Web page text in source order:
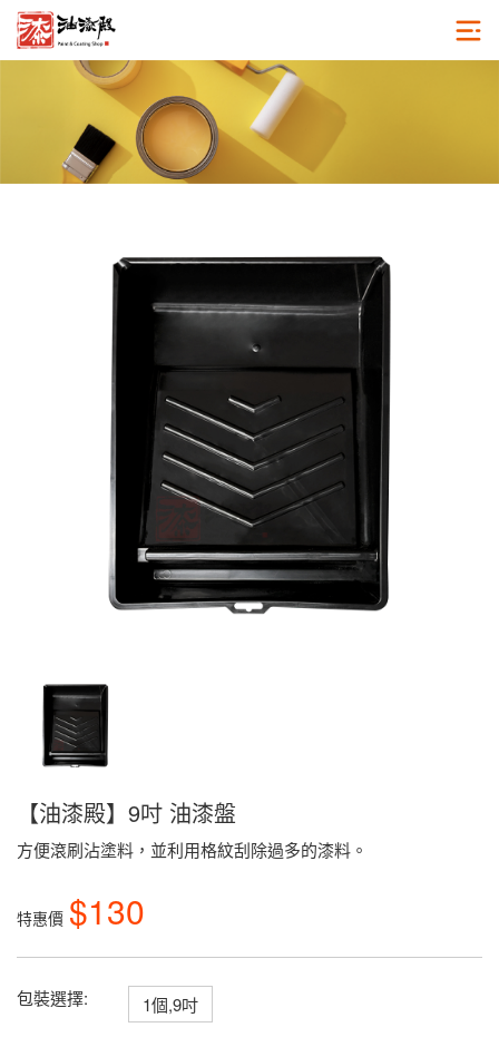
【油漆殿】9吋 油漆盤
方便滾刷沾塗料，並利用格紋刮除過多的漆料。
特惠價 $130
包裝選擇: 1個,9吋